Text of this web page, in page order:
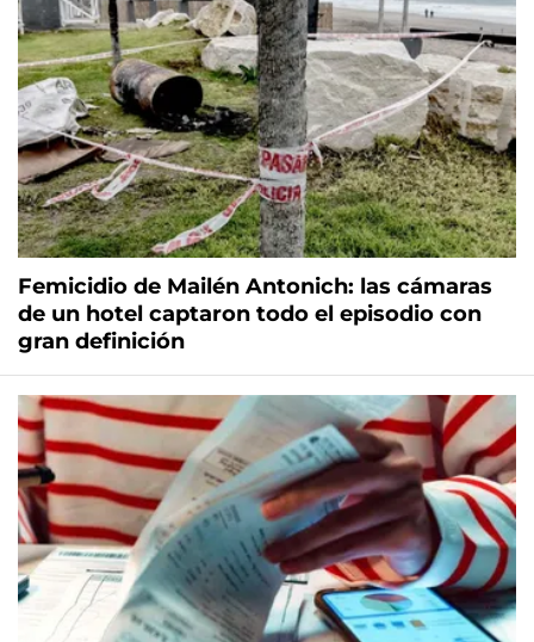
Femicidio de Mailén Antonich: las cámaras
de un hotel captaron todo el episodio con
gran definición